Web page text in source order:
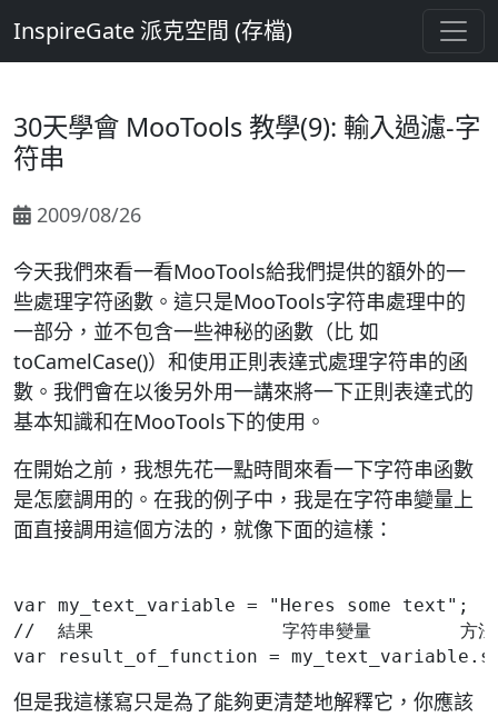
InspireGate 派克空間 (存檔)
30天學會 MooTools 教學(9): 輸入過濾-字
符串
2009/08/26
今天我們來看一看MooTools給我們提供的額外的一
些處理字符函數。這只是MooTools字符串處理中的
一部分，並不包含一些神秘的函數（比 如
toCamelCase()）和使用正則表達式處理字符串的函
數。我們會在以後另外用一講來將一下正則表達式的
基本知識和在MooTools下的使用。
在開始之前，我想先花一點時間來看一下字符串函數
是怎麼調用的。在我的例子中，我是在字符串變量上
面直接調用這個方法的，就像下面的這樣：
var my_text_variable = "Heres some text";
//  結果                 字符串變量        方法
但是我這樣寫只是為了能夠更清楚地解釋它，你應該